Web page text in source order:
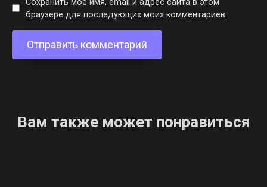
браузере для последующих моих комментариев.
Вам также может понравиться